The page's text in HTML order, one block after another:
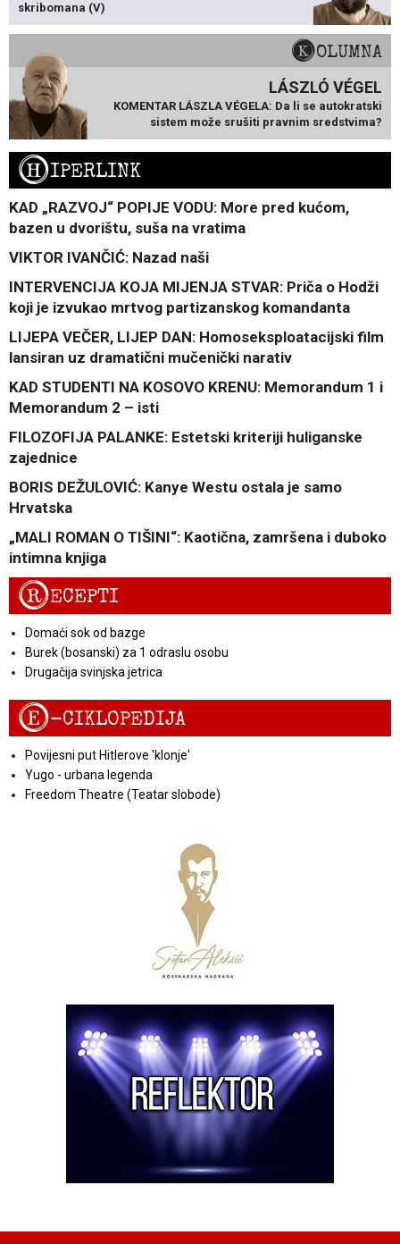
skribomana (V)
KOLUMNA
LÁSZLÓ VÉGEL
KOMENTAR LÁSZLA VÉGELA: Da li se autokratski
sistem može srušiti pravnim sredstvima?
HIPERLINK
KAD „RAZVOJ“ POPIJE VODU: More pred kućom,
bazen u dvorištu, suša na vratima
VIKTOR IVANČIĆ: Nazad naši
INTERVENCIJA KOJA MIJENJA STVAR: Priča o Hodži
koji je izvukao mrtvog partizanskog komandanta
LIJEPA VEČER, LIJEP DAN: Homoseksploatacijski film
lansiran uz dramatični mučenički narativ
KAD STUDENTI NA KOSOVO KRENU: Memorandum 1 i
Memorandum 2 – isti
FILOZOFIJA PALANKE: Estetski kriteriji huliganske
zajednice
BORIS DEŽULOVIĆ: Kanye Westu ostala je samo
Hrvatska
„MALI ROMAN O TIŠINI“: Kaotična, zamršena i duboko
intimna knjiga
RECEPTI
Domaći sok od bazge
Burek (bosanski) za 1 odraslu osobu
Drugačija svinjska jetrica
E-CIKLOPEDIJA
Povijesni put Hitlerove 'klonje'
Yugo - urbana legenda
Freedom Theatre (Teatar slobode)